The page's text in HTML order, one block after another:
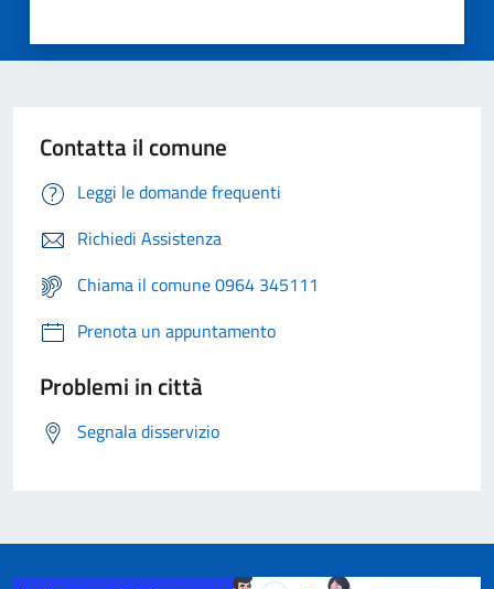
Contatta il comune
Leggi le domande frequenti
Richiedi Assistenza
Chiama il comune 0964 345111
Prenota un appuntamento
Problemi in città
Segnala disservizio